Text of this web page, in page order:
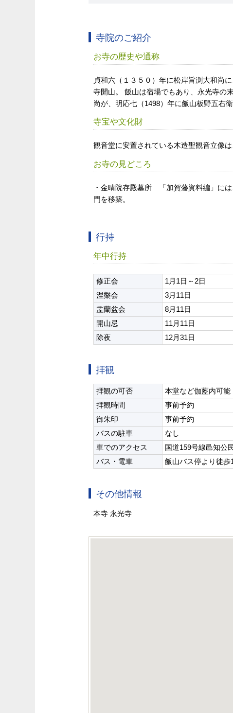
寺院のご紹介
お寺の歴史や通称
貞和六（１３５０）年に松岸旨渕大和尚
寺開山。 飯山は宿場でもあり、永光寺の
尚が、明応七（1498）年に飯山板野五右
寺宝や文化財
観音堂に安置されている木造聖観音立像
お寺の見どころ
・金晴院存殿墓所 「加賀藩資料編」に
門を移築。
行持
年中行持
修正会
1月1日～2日
涅槃会
3月11日
盂蘭盆会
8月11日
開山忌
11月11日
除夜
12月31日
拝観
拝観の可否
本堂など伽藍内可能
拝観時間
事前予約
御朱印
事前予約
バスの駐車
なし
車でのアクセス
国道159号線邑知公
バス・電車
飯山バス停より徒歩
その他情報
本寺 永光寺